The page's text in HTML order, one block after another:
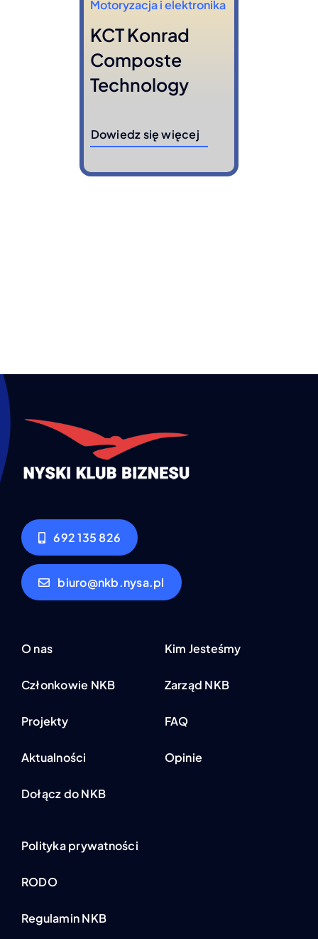
Motoryzacja i elektronika
KCT Konrad
Composte
Technology
Dowiedz się więcej
692 135 826
biuro@nkb.nysa.pl
O nas
Członkowie NKB
Projekty
Aktualności
Dołącz do NKB
Kim Jesteśmy
Zarząd NKB
FAQ
Opinie
Polityka prywatności
RODO
Regulamin NKB